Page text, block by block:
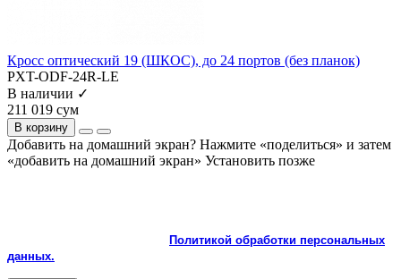
Кросс оптический 19 (ШКОС), до 24 портов (без планок)
PXT-ODF-24R-LE
В наличии ✓
211 019 сум
В корзину
Добавить на домашний экран? Нажмите «поделиться» и затем
«добавить на домашний экран» Установить позже
Политикой обработки персональных
данных.